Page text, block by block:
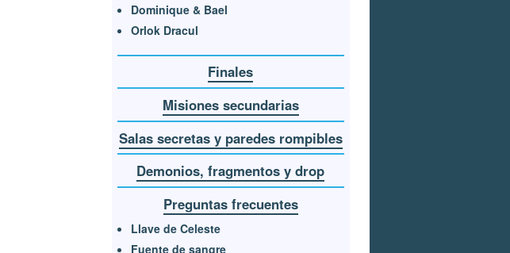
Dominique & Bael
Orlok Dracul
Finales
Misiones secundarias
Salas secretas y paredes rompibles
Demonios, fragmentos y drop
Preguntas frecuentes
Llave de Celeste
Fuente de sangre